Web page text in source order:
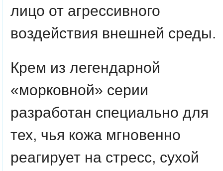
лицо от агрессивного
воздействия внешней среды.
Крем из легендарной
«морковной» серии
разработан специально для
тех, чья кожа мгновенно
реагирует на стресс, сухой